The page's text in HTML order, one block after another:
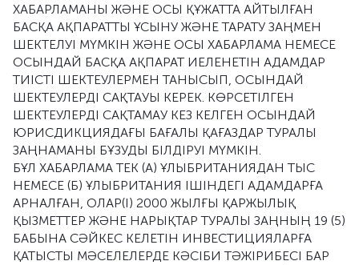
ХАБАРЛАМАНЫ ЖӘНЕ ОСЫ ҚҰЖАТТА АЙТЫЛҒАН
БАСҚА АҚПАРАТТЫ ҰСЫНУ ЖӘНЕ ТАРАТУ ЗАҢМЕН
ШЕКТЕЛУІ МҮМКІН ЖӘНЕ ОСЫ ХАБАРЛАМА НЕМЕСЕ
ОСЫНДАЙ БАСҚА АҚПАРАТ ИЕЛЕНЕТІН АДАМДАР
ТИІСТІ ШЕКТЕУЛЕРМЕН ТАНЫСЫП, ОСЫНДАЙ
ШЕКТЕУЛЕРДІ САҚТАУЫ КЕРЕК. КӨРСЕТІЛГЕН
ШЕКТЕУЛЕРДІ САҚТАМАУ КЕЗ КЕЛГЕН ОСЫНДАЙ
ЮРИСДИКЦИЯДАҒЫ БАҒАЛЫ ҚАҒАЗДАР ТУРАЛЫ
ЗАҢНАМАНЫ БҰЗУДЫ БІЛДІРУІ МҮМКІН.
БҰЛ ХАБАРЛАМА ТЕК (А) ҰЛЫБРИТАНИЯДАН ТЫС
НЕМЕСЕ (Б) ҰЛЫБРИТАНИЯ ІШІНДЕГІ АДАМДАРҒА
АРНАЛҒАН, ОЛАР(I) 2000 ЖЫЛҒЫ ҚАРЖЫЛЫҚ
ҚЫЗМЕТТЕР ЖӘНЕ НАРЫҚТАР ТУРАЛЫ ЗАҢНЫҢ 19 (5)
БАБЫНА СӘЙКЕС КЕЛЕТІН ИНВЕСТИЦИЯЛАРҒА
ҚАТЫСТЫ МӘСЕЛЕЛЕРДЕ КӘСІБИ ТӘЖІРИБЕСІ БАР